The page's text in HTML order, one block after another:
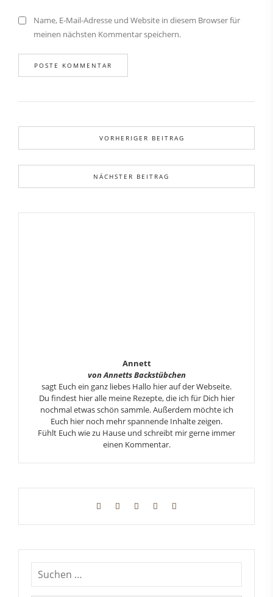
Name, E-Mail-Adresse und Website in diesem Browser für
meinen nächsten Kommentar speichern.
VORHERIGER BEITRAG
NÄCHSTER BEITRAG
Annett
von Annetts Backstübchen
sagt Euch ein ganz liebes Hallo hier auf der Webseite.
Du findest hier alle meine Rezepte, die ich für Dich hier
nochmal etwas schön sammle. Außerdem möchte ich
Euch hier noch mehr spannende Inhalte zeigen.
Fühlt Euch wie zu Hause und schreibt mir gerne immer
einen Kommentar.